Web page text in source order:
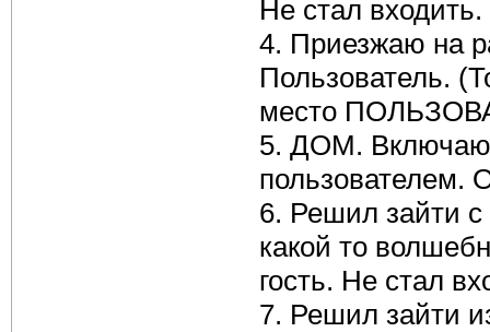
Не стал входить.
4. Приезжаю на
Пользователь.
место
5. ДОМ. Включаю
пользователем.
6. Решил зайти
какой то
гость. Не стал
7. Решил зайти